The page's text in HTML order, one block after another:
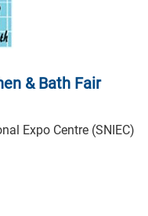
& Bath Fair
Expo Centre (SNIEC)